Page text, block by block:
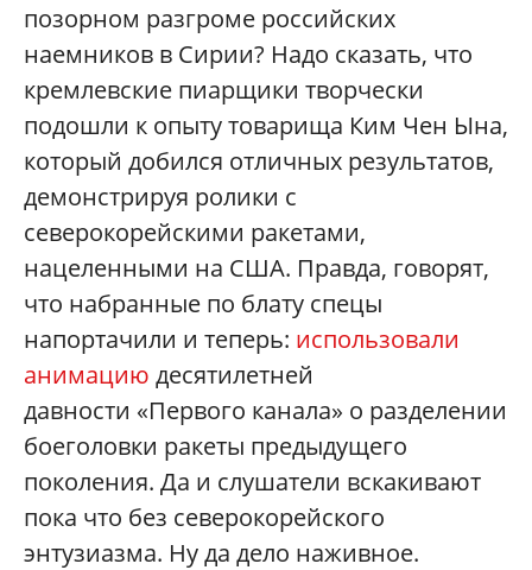
позорном разгроме российских
наемников в Сирии? Надо сказать, что
кремлевские пиарщики творчески
подошли к опыту товарища Ким Чен Ына,
который добился отличных результатов,
демонстрируя ролики с
северокорейскими ракетами,
нацеленными на США. Правда, говорят,
что набранные по блату спецы
напортачили и теперь: использовали
анимацию десятилетней
давности «Первого канала» о разделении
боеголовки ракеты предыдущего
поколения. Да и слушатели вскакивают
пока что без северокорейского
энтузиазма. Ну да дело наживное.